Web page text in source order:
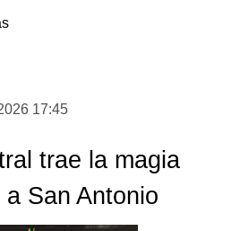
17:45
trae la magia
San Antonio